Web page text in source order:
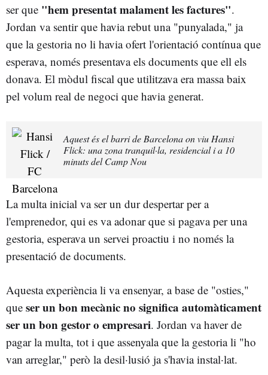
ser que "hem presentat malament les factures".
Jordan va sentir que havia rebut una "punyalada," ja
que la gestoria no li havia ofert l'orientació contínua que
esperava, només presentava els documents que ell els
donava. El mòdul fiscal que utilitzava era massa baix
pel volum real de negoci que havia generat.
Aquest és el barri de Barcelona on viu Hansi
Flick: una zona tranquil·la, residencial i a 10
minuts del Camp Nou
La multa inicial va ser un dur despertar per a
l'emprenedor, qui es va adonar que si pagava per una
gestoria, esperava un servei proactiu i no només la
presentació de documents.
Aquesta experiència li va ensenyar, a base de "osties,"
que ser un bon mecànic no significa automàticament
ser un bon gestor o empresari. Jordan va haver de
pagar la multa, tot i que assenyala que la gestoria li "ho
van arreglar," però la desil·lusió ja s'havia instal·lat.